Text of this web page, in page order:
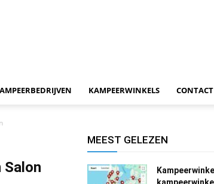
KAMPEERWINKELS CONTACT
Salon
MEEST GELEZEN